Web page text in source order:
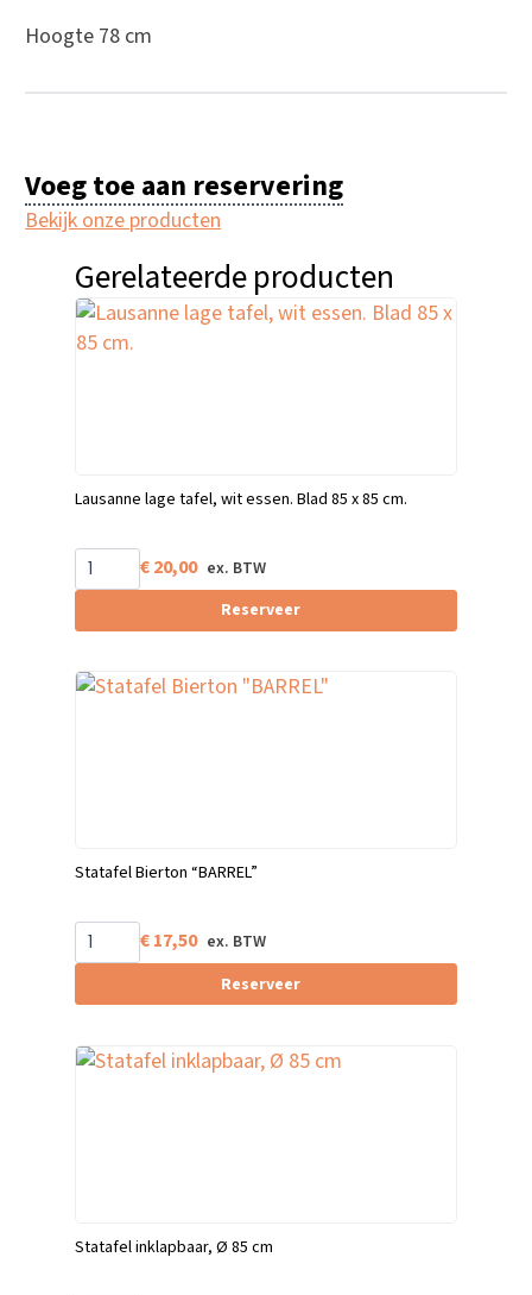
Hoogte 78 cm
Voeg toe aan reservering
Bekijk onze producten
Gerelateerde producten
Lausanne lage tafel, wit essen. Blad 85 x 85 cm.
€20,00
Reserveer
Statafel Bierton “BARREL”
€17,50
Reserveer
Statafel inklapbaar, Ø 85 cm